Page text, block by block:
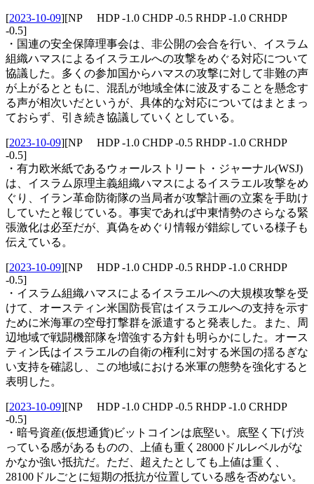
[2023-10-09][NP HDP -1.0 CHDP -0.5 RHDP -1.0 CRHDP
-0.5]
・国連の安全保障理事会は、非公開の会合を行い、イスラム
組織ハマスによるイスラエルへの攻撃をめぐる対応について
協議した。多くの参加国からハマスの攻撃に対して非難の声
が上がるとともに、混乱が地域全体に波及することを懸念す
る声が相次いだというが、具体的な対応についてはまとまっ
ておらず、引き続き協議していくとしている。
[2023-10-09][NP HDP -1.0 CHDP -0.5 RHDP -1.0 CRHDP
-0.5]
・有力欧米紙であるウォールストリート・ジャーナル(WSJ)
は、イスラム原理主義組織ハマスによるイスラエル攻撃をめ
ぐり、イラン革命防衛隊の当局者が攻撃計画の立案を手助け
していたと報じている。事実であれば中東情勢のさらなる緊
張激化は必至だが、真偽をめぐり情報が錯綜している様子も
伝えている。
[2023-10-09][NP HDP -1.0 CHDP -0.5 RHDP -1.0 CRHDP
-0.5]
・イスラム組織ハマスによるイスラエルへの大規模攻撃を受
けて、オースティン米国防長官はイスラエルへの支持を示す
ために米海軍の空母打撃群を派遣すると発表した。また、周
辺地域で戦闘機部隊を増強する方針も明らかにした。オース
ティン氏はイスラエルの自衛の権利に対する米国の揺るぎな
い支持を確認し、この地域における米軍の態勢を強化すると
表明した。
[2023-10-09][NP HDP -1.0 CHDP -0.5 RHDP -1.0 CRHDP
-0.5]
・暗号資産(仮想通貨)ビットコインは底堅い。底堅く下げ渋
っている感があるものの、上値も重く28000ドルレベルがな
かなか強い抵抗だ。ただ、超えたとしても上値は重く、
28100ドルごとに短期の抵抗が位置している感を否めない。